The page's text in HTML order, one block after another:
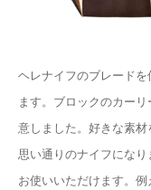
ヘレナイフのブレード
ます。ブロックのカー
意しました。好きな素材
思い通りのナイフにな
お使いいただけます。